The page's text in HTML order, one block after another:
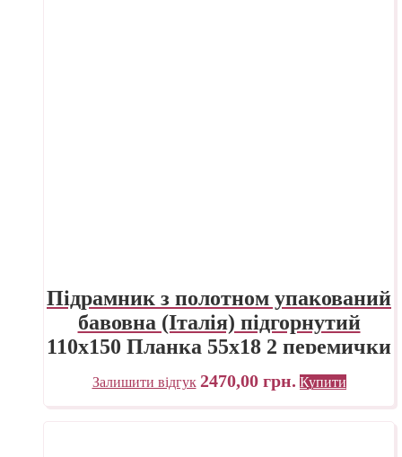
Підрамник з полотном упакований
бавовна (Італія) підгорнутий
110х150 Планка 55х18 2 перемички
«Трек» Україна
Залишити відгук 2470,00 грн. Купити